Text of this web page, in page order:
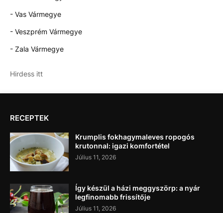
- Vas Vármegye
- Veszprém Vármegye
- Zala Vármegye
Hirdess itt
RECEPTEK
Krumplis fokhagymaleves ropogós
krutonnal: igazi komfortétel
Július 11, 2026
Így készül a házi meggyszörp: a nyár
legfinomabb frissítője
Július 11, 2026